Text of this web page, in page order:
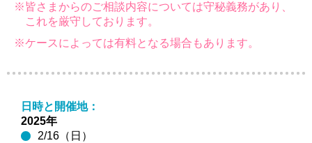
※皆さまからのご相談内容については守秘義務があり、
これを厳守しております。
※ケースによっては有料となる場合もあります。
日時と開催地：
2025年
2/16（日）